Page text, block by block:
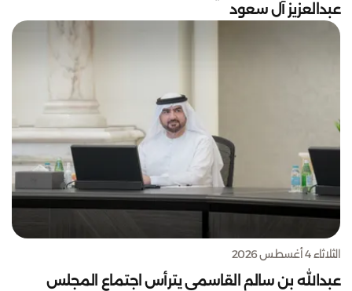
عبدالعزيز آل سعود
الثلاثاء 4 أغسطس 2026
عبدالله بن سالم القاسمي يترأس اجتماع المجلس